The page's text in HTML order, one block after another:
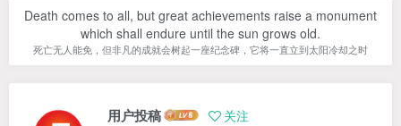
Death comes to all, but great achievements raise a monument
which shall endure until the sun grows old.
死亡无人能免，但非凡的成就会树起一座纪念碑，它将一直立到太阳冷却之时
用户投稿 关注